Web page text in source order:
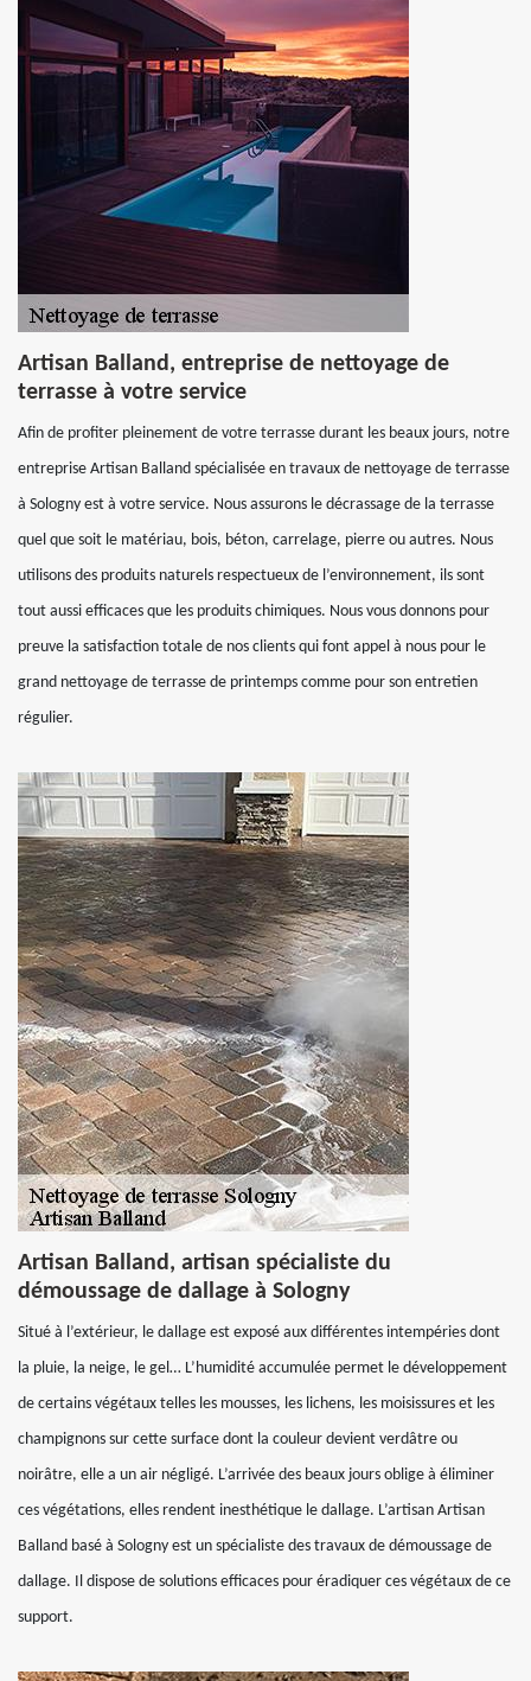
Artisan Balland, entreprise de nettoyage de
terrasse à votre service
Afin de profiter pleinement de votre terrasse durant les beaux jours, notre
entreprise Artisan Balland spécialisée en travaux de nettoyage de terrasse
à Sologny est à votre service. Nous assurons le décrassage de la terrasse
quel que soit le matériau, bois, béton, carrelage, pierre ou autres. Nous
utilisons des produits naturels respectueux de l’environnement, ils sont
tout aussi efficaces que les produits chimiques. Nous vous donnons pour
preuve la satisfaction totale de nos clients qui font appel à nous pour le
grand nettoyage de terrasse de printemps comme pour son entretien
régulier.
Artisan Balland, artisan spécialiste du
démoussage de dallage à Sologny
Situé à l’extérieur, le dallage est exposé aux différentes intempéries dont
la pluie, la neige, le gel… L’humidité accumulée permet le développement
de certains végétaux telles les mousses, les lichens, les moisissures et les
champignons sur cette surface dont la couleur devient verdâtre ou
noirâtre, elle a un air négligé. L’arrivée des beaux jours oblige à éliminer
ces végétations, elles rendent inesthétique le dallage. L’artisan Artisan
Balland basé à Sologny est un spécialiste des travaux de démoussage de
dallage. Il dispose de solutions efficaces pour éradiquer ces végétaux de ce
support.